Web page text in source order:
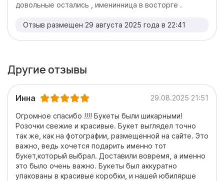
довольные остались , именинница в восторге .
Отзыв размещен 29 августа 2025 года в 22:41
Другие отзывы
Инна 29.08.2025 21:51
Огромное спасибо !!!! Букеты были шикарными!
Розочки свежие и красивые. Букет выглядел точно
так же, как на фотографии, размещенной на сайте. Это
важно, ведь хочется подарить именно тот
букет,который выбрал. Доставили вовремя, а именно
это было очень важно. Букеты был аккуратно
упакованы в красивые коробки, и нашей юбилярше